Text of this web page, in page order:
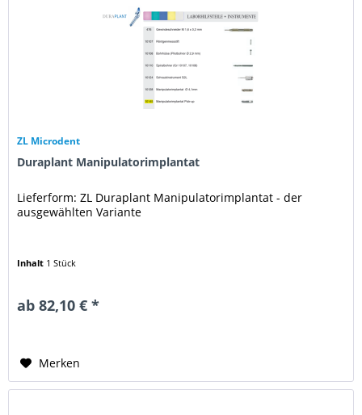
ZL Microdent
Duraplant Manipulatorimplantat
Lieferform: ZL Duraplant Manipulatorimplantat - der
ausgewählten Variante
Inhalt 1 Stück
ab 82,10 € *
Merken